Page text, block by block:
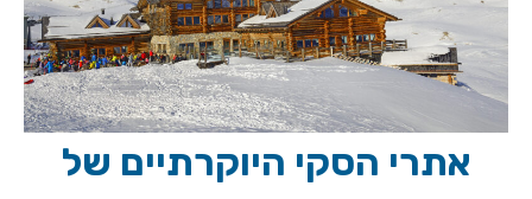
אתרי הסקי היוקרתיים של